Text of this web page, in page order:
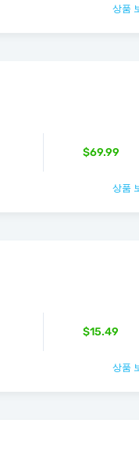
상품
$69.99
상품
$15.49
상품